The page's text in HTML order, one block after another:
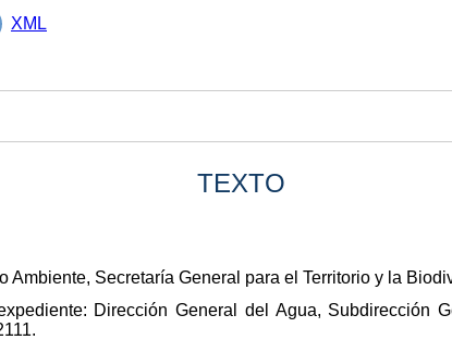
XML
TEXTO
Ambiente, Secretaría General para el Territorio y la
Dirección General del Agua, Subdirección